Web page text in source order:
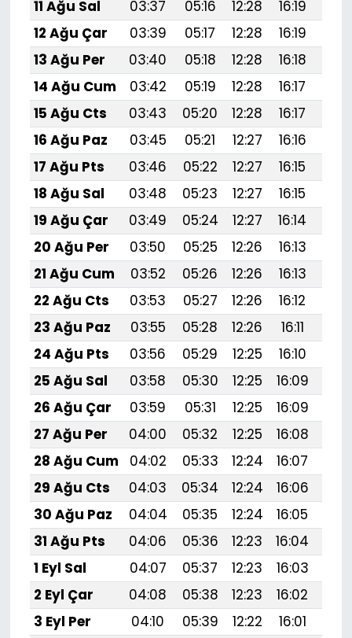
11 Ağu Sal
03:37 05:16 12:28 16:19
12 Ağu Çar
03:39 05:17 12:28 16:19
13 Ağu Per
03:40 05:18 12:28 16:18
14 Ağu Cum
03:42 05:19 12:28 16:17
15 Ağu Cts
03:43 05:20 12:28 16:17
16 Ağu Paz
03:45 05:21 12:27 16:16
17 Ağu Pts
03:46 05:22 12:27 16:15
18 Ağu Sal
03:48 05:23 12:27 16:15
19 Ağu Çar
03:49 05:24 12:27 16:14
20 Ağu Per
03:50 05:25 12:26 16:13
21 Ağu Cum
03:52 05:26 12:26 16:13
22 Ağu Cts
03:53 05:27 12:26 16:12
23 Ağu Paz
03:55 05:28 12:26 16:11
24 Ağu Pts
03:56 05:29 12:25 16:10
25 Ağu Sal
03:58 05:30 12:25 16:09
26 Ağu Çar
03:59 05:31 12:25 16:09
27 Ağu Per
04:00 05:32 12:25 16:08
28 Ağu Cum
04:02 05:33 12:24 16:07
29 Ağu Cts
04:03 05:34 12:24 16:06
30 Ağu Paz
04:04 05:35 12:24 16:05
31 Ağu Pts
04:06 05:36 12:23 16:04
1 Eyl Sal
04:07 05:37 12:23 16:03
2 Eyl Çar
04:08 05:38 12:23 16:02
3 Eyl Per
04:10 05:39 12:22 16:01